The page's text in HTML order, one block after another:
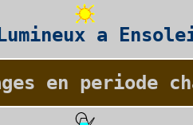
a
en periode